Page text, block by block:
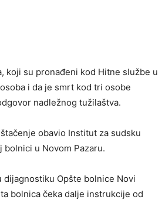
koji su pronađeni kod Hitne službe u
i da je smrt kod tri osobe
nadležnog tužilaštva.
obavio Institut za sudsku
u Novom Pazaru.
Opšte bolnice Novi
bolnica čeka dalje instrukcije od